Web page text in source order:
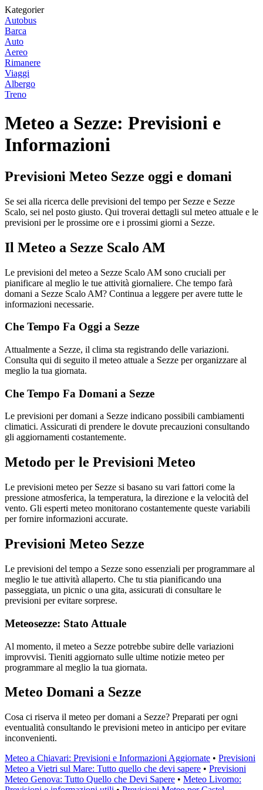
Kategorier
Autobus
Barca
Auto
Aereo
Rimanere
Viaggi
Albergo
Treno
Meteo a Sezze: Previsioni e
Informazioni
Previsioni Meteo Sezze oggi e domani
Se sei alla ricerca delle previsioni del tempo per Sezze e Sezze
Scalo, sei nel posto giusto. Qui troverai dettagli sul meteo attuale e le
previsioni per le prossime ore e i prossimi giorni a Sezze.
Il Meteo a Sezze Scalo AM
Le previsioni del meteo a Sezze Scalo AM sono cruciali per
pianificare al meglio le tue attività giornaliere. Che tempo farà
domani a Sezze Scalo AM? Continua a leggere per avere tutte le
informazioni necessarie.
Che Tempo Fa Oggi a Sezze
Attualmente a Sezze, il clima sta registrando delle variazioni.
Consulta qui di seguito il meteo attuale a Sezze per organizzare al
meglio la tua giornata.
Che Tempo Fa Domani a Sezze
Le previsioni per domani a Sezze indicano possibili cambiamenti
climatici. Assicurati di prendere le dovute precauzioni consultando
gli aggiornamenti costantemente.
Metodo per le Previsioni Meteo
Le previsioni meteo per Sezze si basano su vari fattori come la
pressione atmosferica, la temperatura, la direzione e la velocità del
vento. Gli esperti meteo monitorano costantemente queste variabili
per fornire informazioni accurate.
Previsioni Meteo Sezze
Le previsioni del tempo a Sezze sono essenziali per programmare al
meglio le tue attività allaperto. Che tu stia pianificando una
passeggiata, un picnic o una gita, assicurati di consultare le
previsioni per evitare sorprese.
Meteosezze: Stato Attuale
Al momento, il meteo a Sezze potrebbe subire delle variazioni
improvvisi. Tieniti aggiornato sulle ultime notizie meteo per
programmare al meglio la tua giornata.
Meteo Domani a Sezze
Cosa ci riserva il meteo per domani a Sezze? Preparati per ogni
eventualità consultando le previsioni meteo in anticipo per evitare
inconvenienti.
Meteo a Chiavari: Previsioni e Informazioni Aggiornate • Previsioni
Meteo a Vietri sul Mare: Tutto quello che devi sapere • Previsioni
Meteo Genova: Tutto Quello che Devi Sapere • Meteo Livorno: